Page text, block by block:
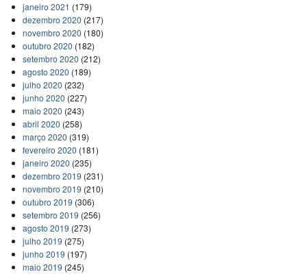
janeiro 2021 (179)
dezembro 2020 (217)
novembro 2020 (180)
outubro 2020 (182)
setembro 2020 (212)
agosto 2020 (189)
julho 2020 (232)
junho 2020 (227)
maio 2020 (243)
abril 2020 (258)
março 2020 (319)
fevereiro 2020 (181)
janeiro 2020 (235)
dezembro 2019 (231)
novembro 2019 (210)
outubro 2019 (306)
setembro 2019 (256)
agosto 2019 (273)
julho 2019 (275)
junho 2019 (197)
maio 2019 (245)